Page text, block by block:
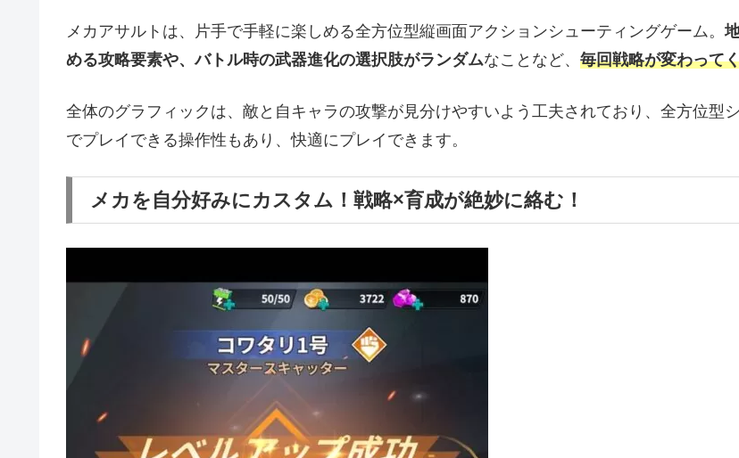
メカアサルトは、片手で手軽に楽しめる全方位型縦画面アクションシューティングゲーム。
める攻略要素や、バトル時の武器進化の選択肢がランダムなことなど、 毎回戦略が変わって
全体のグラフィックは、敵と自キャラの攻撃が見分けやすいよう工夫されており、全方位型
でプレイできる操作性もあり、快適にプレイできます。
メカを自分好みにカスタム！戦略×育成が絶妙に絡む！